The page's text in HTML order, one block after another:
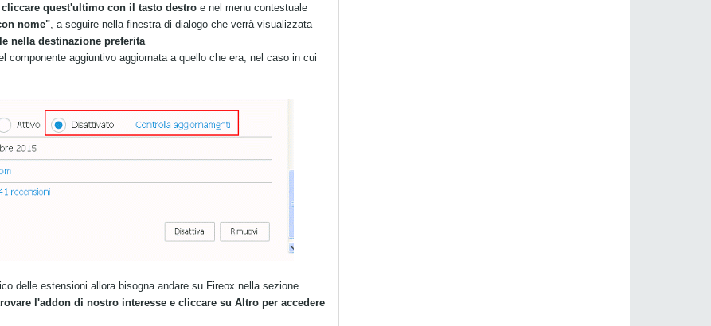
quest'ultimo con il tasto destro e nel menu contestuale
nome", a seguire nella finestra di dialogo che verrà visualizzata
nella destinazione preferita
componente aggiuntivo aggiornata a quello che era, nel caso in cui
delle estensioni allora bisogna andare su Fireox nella sezione
l'addon di nostro interesse e cliccare su Altro per accedere